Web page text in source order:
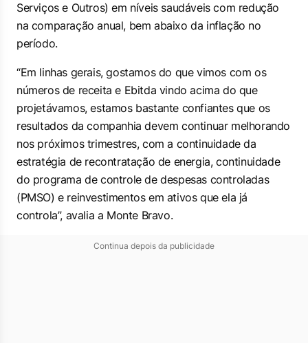
Serviços e Outros) em níveis saudáveis com redução
na comparação anual, bem abaixo da inflação no
período.
“Em linhas gerais, gostamos do que vimos com os
números de receita e Ebitda vindo acima do que
projetávamos, estamos bastante confiantes que os
resultados da companhia devem continuar melhorando
nos próximos trimestres, com a continuidade da
estratégia de recontratação de energia, continuidade
do programa de controle de despesas controladas
(PMSO) e reinvestimentos em ativos que ela já
controla”, avalia a Monte Bravo.
Continua depois da publicidade